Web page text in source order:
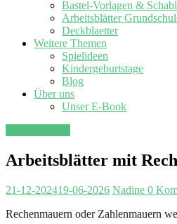
Bastel-Vorlagen &
Arbeitsblätter
Deckblaetter
Weitere Themen
Spielideen
Kindergeburtstage
Blog
Über uns
Unser E-Book
Arbeitsblätter mit
21-12-202419-06-2026 Nadine 0
Rechenmauern oder Zahlenmauern